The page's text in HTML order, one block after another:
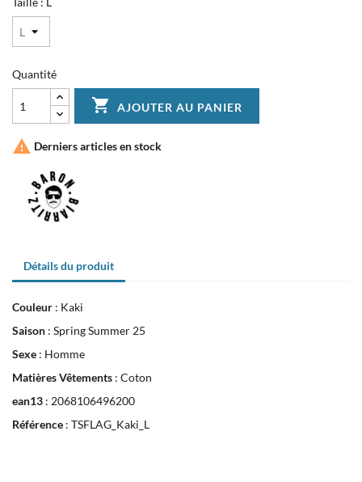
Taille : L
Quantité
 AJOUTER AU PANIER
 Derniers articles en stock
Détails du produit
Couleur : Kaki
Saison : Spring Summer 25
Sexe : Homme
Matières Vêtements : Coton
ean13 : 2068106496200
Référence : TSFLAG_Kaki_L